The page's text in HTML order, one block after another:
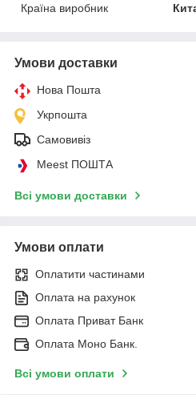
Країна виробник
Умови доставки
Нова Пошта
Укрпошта
Самовивіз
Meest ПОШТА
Всі умови доставки
Умови оплати
Оплатити частинами
Оплата на рахунок
Оплата Приват Банк
Оплата Моно Банк.
Всі умови оплати